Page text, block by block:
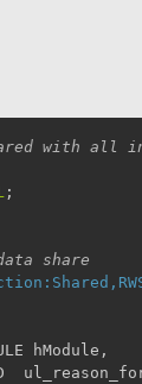
with all
;
share
hModule ,